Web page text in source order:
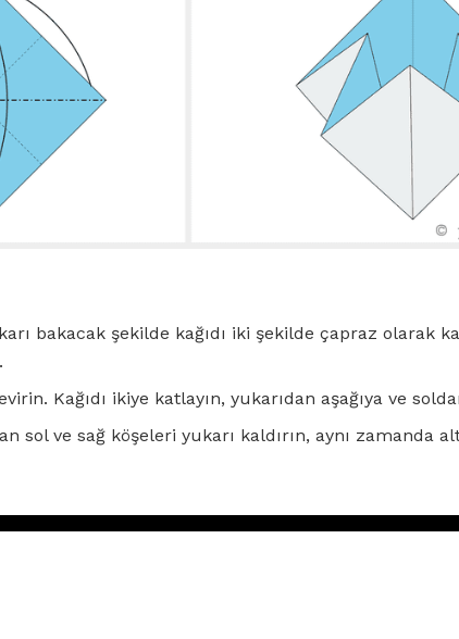
bakacak şekilde kağıdı iki şekilde çapraz olarak
Kağıdı ikiye katlayın, yukarıdan aşağıya ve
sol ve sağ köşeleri yukarı kaldırın, aynı zamanda